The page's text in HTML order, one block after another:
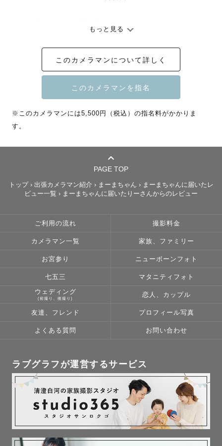
はじめまして！
まーまちゃんです！
いつもの変わらない日常は、後の未来に大切な思い出とし
て残るもの。
…小さなお子さまが、昨日出来なかったことが今日出来る
…大好きな人との愛がぎゅっと詰まった日。
そういった思い出を写真といったカタチで残すお手伝いを
後に見返していただいた時に、その瞬間やその時の思いが
きちんとした写真はもちろんですが、楽しく崩した写真も
とても素敵な思い出になると思っています。
お子様とすぐに仲ようなれちゃうタイプの人です😆
小さなお子さまは、色々な物に興味のあるお年頃。
撮影が進まなかったら…
そういった不安な点もぜひ私にお伝えください👍
お時間はたっぷり！お子さまが楽しく撮影できるようご相
もっと見る
このカメラマンについて詳しく
※このカメラマンには5,500円（税込）の指名料がかかりま
す。
PAGE TOP
トップ› 出張カメラマン紹介 › まーまちゃん › まーまちゃんに届いたレ
ビュー一覧 › まーまちゃんに届いたりーさんからのレビュー
ご利用の流れ 撮影料金
カメラマン一覧 家族、ファミリー
お宮参り ニューボーンフォト
七五三 マタニティフォト
ウェディング
(前撮り、後撮り)
恋人、カップル
友達、フレンド プロフィール写真
よくある質問 お問い合わせ
ラブグラフが運営するサービス